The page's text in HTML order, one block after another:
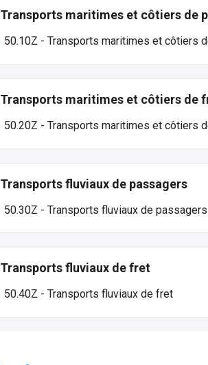
Transports maritimes et côtiers de
50.10Z - Transports maritimes et côtiers
Transports maritimes et côtiers de
50.20Z - Transports maritimes et côtiers
Transports fluviaux de passagers
50.30Z - Transports fluviaux de passagers
Transports fluviaux de fret
50.40Z - Transports fluviaux de fret